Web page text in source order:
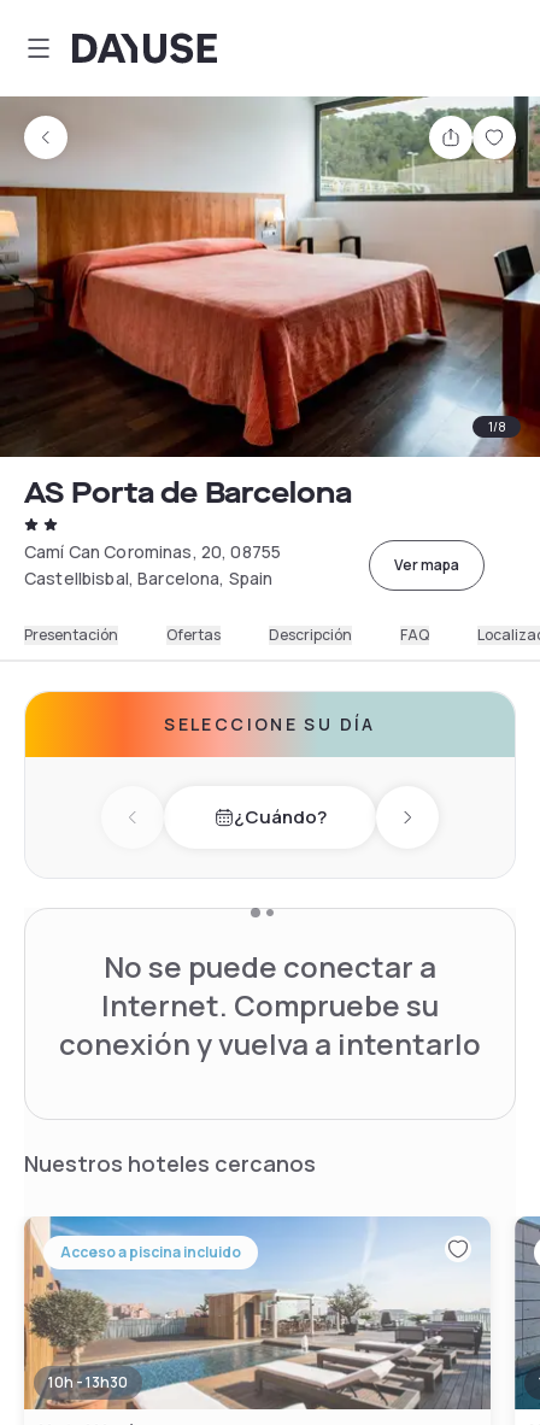
Dayuse
1/8
AS Porta de Barcelona
Camí Can Corominas, 20, 08755
Castellbisbal, Barcelona, Spain
Ver mapa
Presentación Ofertas Descripción FAQ
SELECCIONE SU DÍA
Previous day¿Cuándo? Next day
No se puede conectar a
Internet. Compruebe su
conexión y vuelva a intentarlo
Nuestros hoteles cercanos
Acceso a piscina incluido
10h - 13h30